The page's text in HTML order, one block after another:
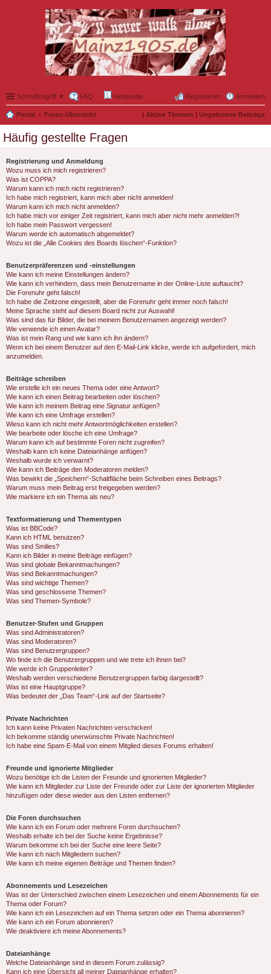
Schnellzugriff ▼ FAQ Netiquette Anmelden
Registrieren
Portal Foren-Übersicht | Aktive Themen | Ungelesene Beiträge
Häufig gestellte Fragen
Registrierung und Anmeldung
Wozu muss ich mich registrieren?
Was ist COPPA?
Warum kann ich mich nicht registrieren?
Ich habe mich registriert, kann mich aber nicht anmelden!
Warum kann ich mich nicht anmelden?
Ich habe mich vor einiger Zeit registriert, kann mich aber nicht mehr anmelden?!
Ich habe mein Passwort vergessen!
Warum werde ich automatisch abgemeldet?
Wozu ist die „Alle Cookies des Boards löschen“-Funktion?
Benutzerpräferenzen und -einstellungen
Wie kann ich meine Einstellungen ändern?
Wie kann ich verhindern, dass mein Benutzername in der Online-Liste auftaucht?
Die Forenuhr geht falsch!
Ich habe die Zeitzone eingestellt, aber die Forenuhr geht immer noch falsch!
Meine Sprache steht auf diesem Board nicht zur Auswahl!
Was sind das für Bilder, die bei meinem Benutzernamen angezeigt werden?
Wie verwende ich einen Avatar?
Was ist mein Rang und wie kann ich ihn ändern?
Wenn ich bei einem Benutzer auf den E-Mail-Link klicke, werde ich aufgefordert, mich
anzumelden.
Beiträge schreiben
Wie erstelle ich ein neues Thema oder eine Antwort?
Wie kann ich einen Beitrag bearbeiten oder löschen?
Wie kann ich meinem Beitrag eine Signatur anfügen?
Wie kann ich eine Umfrage erstellen?
Wieso kann ich nicht mehr Antwortmöglichkeiten erstellen?
Wie bearbeite oder lösche ich eine Umfrage?
Warum kann ich auf bestimmte Foren nicht zugreifen?
Weshalb kann ich keine Dateianhänge anfügen?
Weshalb wurde ich verwarnt?
Wie kann ich Beiträge den Moderatoren melden?
Was bewirkt die „Speichern“-Schaltfläche beim Schreiben eines Beitrags?
Warum muss mein Beitrag erst freigegeben werden?
Wie markiere ich ein Thema als neu?
Textformatierung und Thementypen
Was ist BBCode?
Kann ich HTML benutzen?
Was sind Smilies?
Kann ich Bilder in meine Beiträge einfügen?
Was sind globale Bekanntmachungen?
Was sind Bekanntmachungen?
Was sind wichtige Themen?
Was sind geschlossene Themen?
Was sind Themen-Symbole?
Benutzer-Stufen und Gruppen
Was sind Administratoren?
Was sind Moderatoren?
Was sind Benutzergruppen?
Wo finde ich die Benutzergruppen und wie trete ich ihnen bei?
Wie werde ich Gruppenleiter?
Weshalb werden verschiedene Benutzergruppen farbig dargestellt?
Was ist eine Hauptgruppe?
Was bedeutet der „Das Team“-Link auf der Startseite?
Private Nachrichten
Ich kann keine Privaten Nachrichten verschicken!
Ich bekomme ständig unerwünschte Private Nachrichten!
Ich habe eine Spam-E-Mail von einem Mitglied dieses Forums erhalten!
Freunde und ignorierte Mitglieder
Wozu benötige ich die Listen der Freunde und ignorierten Mitglieder?
Wie kann ich Mitglieder zur Liste der Freunde oder zur Liste der ignorierten Mitglieder
hinzufügen oder diese wieder aus den Listen entfernen?
Die Foren durchsuchen
Wie kann ich ein Forum oder mehrere Foren durchsuchen?
Weshalb erhalte ich bei der Suche keine Ergebnisse?
Warum bekomme ich bei der Suche eine leere Seite?
Wie kann ich nach Mitgliedern suchen?
Wie kann ich meine eigenen Beiträge und Themen finden?
Abonnements und Lesezeichen
Was ist der Unterschied zwischen einem Lesezeichen und einem Abonnements für ein
Thema oder Forum?
Wie kann ich ein Lesezeichen auf ein Thema setzen oder ein Thema abonnieren?
Wie kann ich ein Forum abonnieren?
Wie deaktiviere ich meine Abonnements?
Dateianhänge
Welche Dateianhänge sind in diesem Forum zulässig?
Kann ich eine Übersicht all meiner Dateianhänge erhalten?